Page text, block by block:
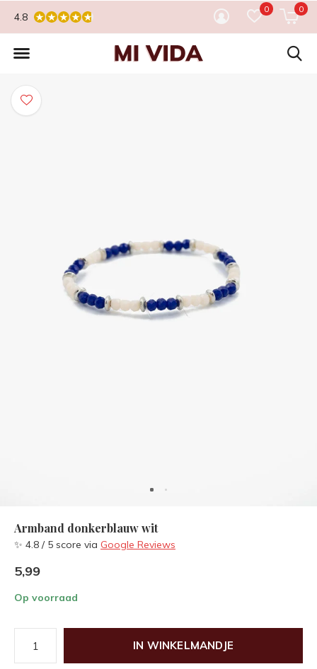
0 0
4.8
Armband donkerblauw wit
✨ 4.8 / 5 score via Google Reviews
5,99
Op voorraad
IN WINKELMANDJE